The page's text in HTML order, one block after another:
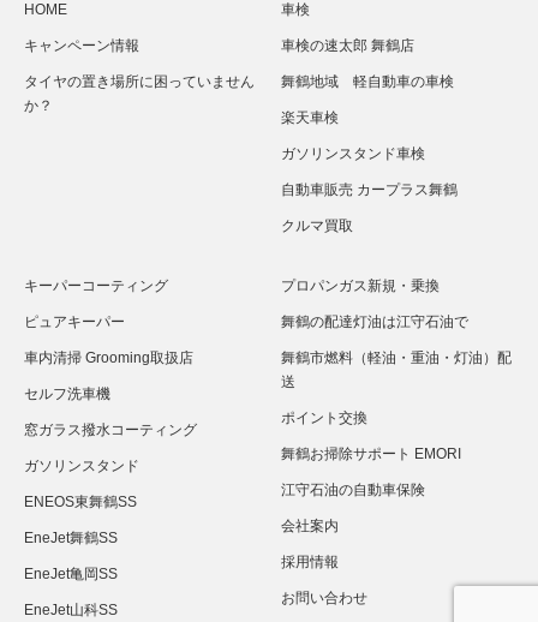
HOME
キャンペーン情報
タイヤの置き場所に困っていません
か？
車検
車検の速太郎 舞鶴店
舞鶴地域 軽自動車の車検
楽天車検
ガソリンスタンド車検
自動車販売 カープラス舞鶴
クルマ買取
キーパーコーティング
ピュアキーパー
車内清掃 Grooming取扱店
セルフ洗車機
窓ガラス撥水コーティング
ガソリンスタンド
ENEOS東舞鶴SS
EneJet舞鶴SS
EneJet亀岡SS
EneJet山科SS
プロパンガス新規・乗換
舞鶴の配達灯油は江守石油で
舞鶴市燃料（軽油・重油・灯油）配
送
ポイント交換
舞鶴お掃除サポート EMORI
江守石油の自動車保険
会社案内
採用情報
お問い合わせ